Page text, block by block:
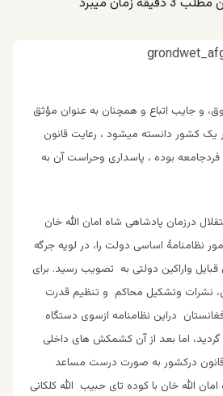
و جایب اتباع و همچنان به عنوان مؤثق
یک کشور دانسته میشود ، رعایت قانون
بوده ، پاسداری وحراست آن به
درزمان پادشاهی شاه امان الله خان
نظامنامۀ اساسی دولت را، در لویه جرگه
واراکین دولتی به تصویب رسید. برای
نشرات وتشکیل محاکم و تنظیم قدرت
دراین نظامنامه ازسوی دستگاه
اما بعد از آن کشمکش های داخلی
قانون درکشور به صورت درست مساعد
الله خان با کوده تای حبیب الله کلکانی